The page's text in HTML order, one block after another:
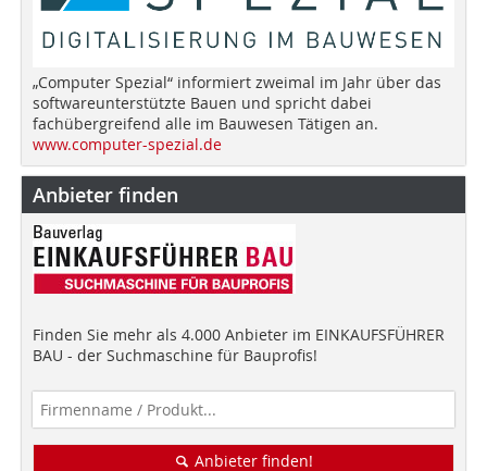
„Computer Spezial“ informiert zweimal im Jahr über das
softwareunterstützte Bauen und spricht dabei
fachübergreifend alle im Bauwesen Tätigen an.
www.computer-spezial.de
Anbieter finden
Finden Sie mehr als 4.000 Anbieter im EINKAUFSFÜHRER
BAU - der Suchmaschine für Bauprofis!
Anbieter finden!